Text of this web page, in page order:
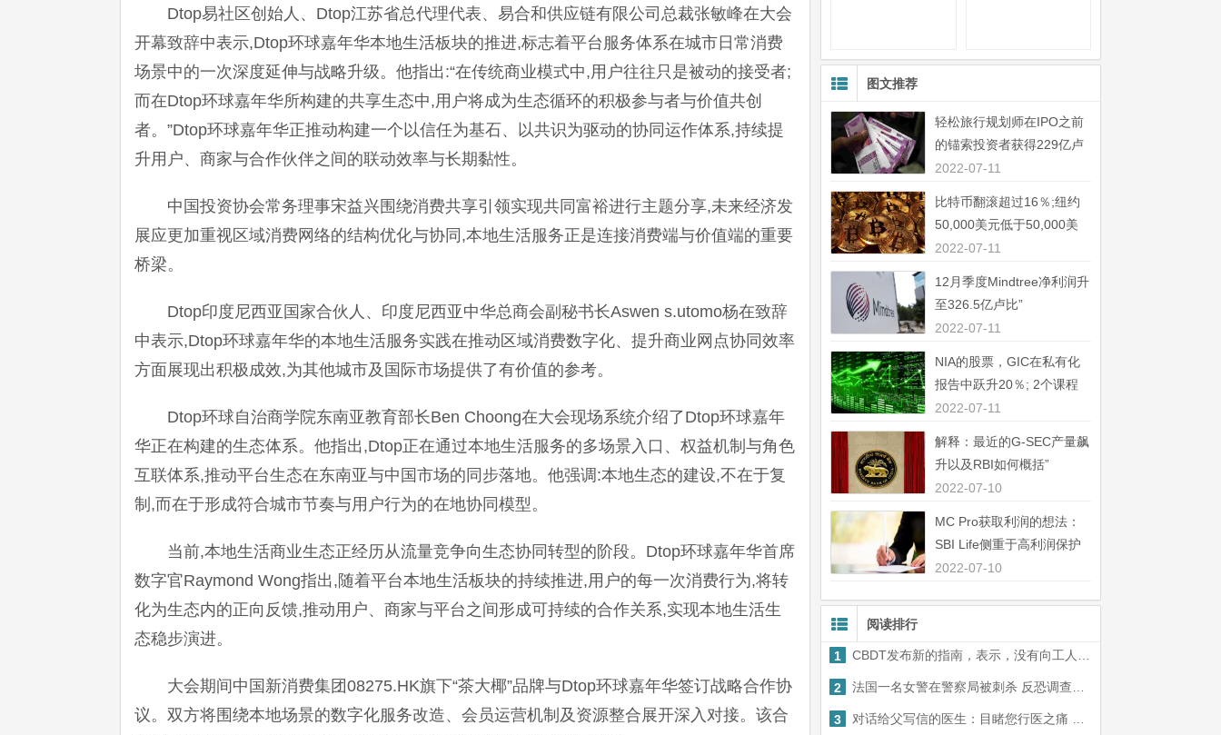
Dtop易社区创始人、Dtop江苏省总代理代表、易合和供应链有限公司总裁张敏峰在大会
开幕致辞中表示,Dtop环球嘉年华本地生活板块的推进,标志着平台服务体系在城市日常消费
场景中的一次深度延伸与战略升级。他指出:“在传统商业模式中,用户往往只是被动的接受者;
而在Dtop环球嘉年华所构建的共享生态中,用户将成为生态循环的积极参与者与价值共创
者。”Dtop环球嘉年华正推动构建一个以信任为基石、以共识为驱动的协同运作体系,持续提
升用户、商家与合作伙伴之间的联动效率与长期黏性。
中国投资协会常务理事宋益兴围绕消费共享引领实现共同富裕进行主题分享,未来经济发
展应更加重视区域消费网络的结构优化与协同,本地生活服务正是连接消费端与价值端的重要
桥梁。
Dtop印度尼西亚国家合伙人、印度尼西亚中华总商会副秘书长Aswen s.utomo杨在致辞
中表示,Dtop环球嘉年华的本地生活服务实践在推动区域消费数字化、提升商业网点协同效率
方面展现出积极成效,为其他城市及国际市场提供了有价值的参考。
Dtop环球自治商学院东南亚教育部长Ben Choong在大会现场系统介绍了Dtop环球嘉年
华正在构建的生态体系。他指出,Dtop正在通过本地生活服务的多场景入口、权益机制与角色
互联体系,推动平台生态在东南亚与中国市场的同步落地。他强调:本地生态的建设,不在于复
制,而在于形成符合城市节奏与用户行为的在地协同模型。
当前,本地生活商业生态正经历从流量竞争向生态协同转型的阶段。Dtop环球嘉年华首席
数字官Raymond Wong指出,随着平台本地生活板块的持续推进,用户的每一次消费行为,将转
化为生态内的正向反馈,推动用户、商家与平台之间形成可持续的合作关系,实现本地生活生
态稳步演进。
大会期间中国新消费集团08275.HK旗下“茶大椰”品牌与Dtop环球嘉年华签订战略合作协
议。双方将围绕本地场景的数字化服务改造、会员运营机制及资源整合展开深入对接。该合
图文推荐
轻松旅行规划师在IPO之前
的锚索投资者获得229亿卢
比”
2022-07-11
比特币翻滚超过16％;纽约
50,000美元低于50,000美
元”
2022-07-11
12月季度Mindtree净利润升
至326.5亿卢比”
2022-07-11
NIA的股票，GIC在私有化
报告中跃升20％; 2个课程
中44％”
2022-07-11
解释：最近的G-SEC产量飙
升以及RBI如何概括”
2022-07-10
MC Pro获取利润的想法：
SBI Life侧重于高利润保护
业务”
2022-07-10
阅读排行
1 CBDT发布新的指南，表示，没有向工人分发给易于所得税的服务
2 法国一名女警在警察局被刺杀 反恐调查已经展开
3 对话给父写信的医生：目睹您行医之痛 我还是做了医生